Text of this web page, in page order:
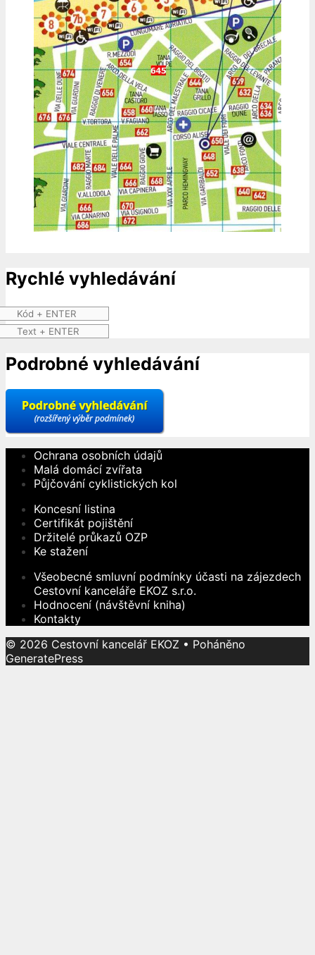
Rychlé vyhledávání
Podrobné vyhledávání
Ochrana osobních údajů
Malá domácí zvířata
Půjčování cyklistických kol
Koncesní listina
Certifikát pojištění
Držitelé průkazů OZP
Ke stažení
Všeobecné smluvní podmínky účasti na zájezdech
Cestovní kanceláře EKOZ s.r.o.
Hodnocení (návštěvní kniha)
Kontakty
© 2026 Cestovní kancelář EKOZ • Poháněno
GeneratePress